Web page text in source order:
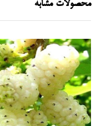
محصولات مشابه